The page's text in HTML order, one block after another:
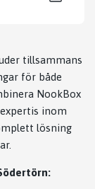
tillsammans
för både
NookBox
inom
lösning